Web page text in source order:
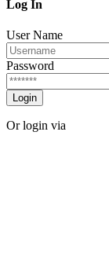
Log In
User Name
Password
Login
Or login via